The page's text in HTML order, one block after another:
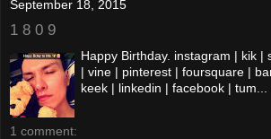
September 18, 2015
1 8 0 9
Happy Birthday. instagram | kik |
| vine | pinterest | foursquare |
keek | linkedin | facebook | tum...
1 comment: